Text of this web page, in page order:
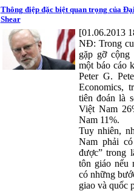
Thông điệp đặc biệt quan trọng của
Shear
[01.06.2013
NĐ: Trong
gặp gỡ
một báo cáo
Peter G.
Economics,
tiên đoán là
Việt Nam
Nam 11%.
Tuy nhiên,
Nam phải
được” trong
tôn giáo nếu
có những
giao và quốc